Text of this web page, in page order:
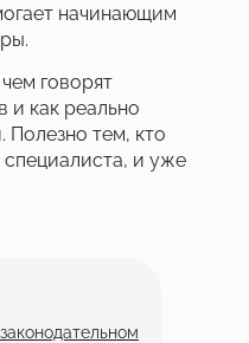
начинающим
говорят
и как реально
Полезно тем, кто
и уже